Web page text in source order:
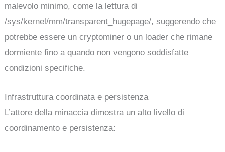
malevolo minimo, come la lettura di
/sys/kernel/mm/transparent_hugepage/, suggerendo che
potrebbe essere un cryptominer o un loader che rimane
dormiente fino a quando non vengono soddisfatte
condizioni specifiche.
Infrastruttura coordinata e persistenza
L’attore della minaccia dimostra un alto livello di
coordinamento e persistenza: